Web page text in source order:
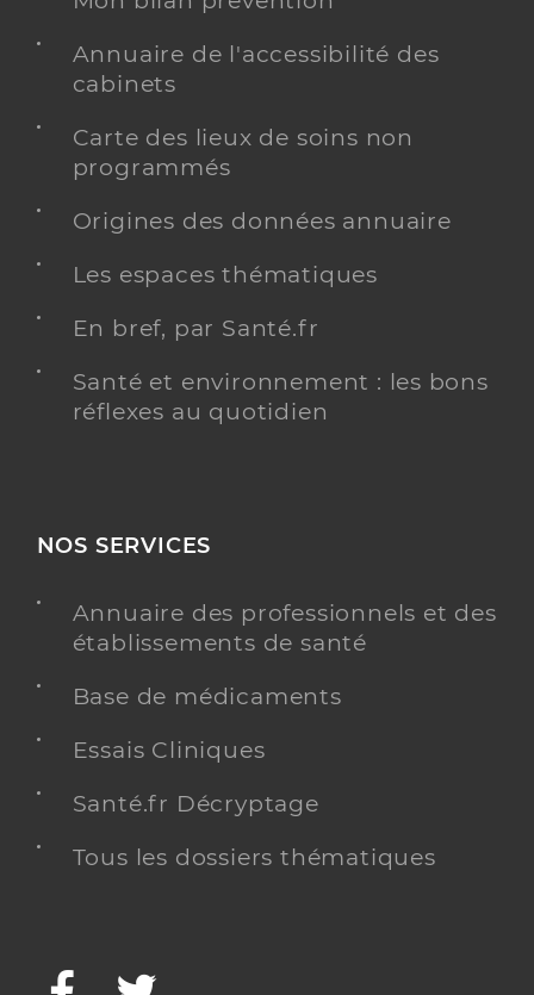
Annuaire de l'accessibilité des
cabinets
Carte des lieux de soins non
programmés
Origines des données annuaire
Les espaces thématiques
En bref, par Santé.fr
Santé et environnement : les bons
réflexes au quotidien
NOS SERVICES
Annuaire des professionnels et des
établissements de santé
Base de médicaments
Essais Cliniques
Santé.fr Décryptage
Tous les dossiers thématiques
Facebook